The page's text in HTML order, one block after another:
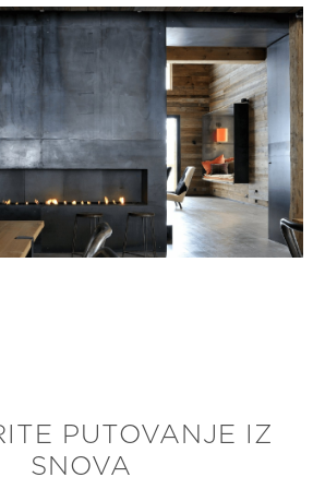
PUTOVANJE IZ
SNOVA